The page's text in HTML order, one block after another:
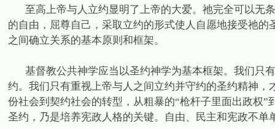
至高上帝与人立约显明了上帝的大爱。祂完全可以无
的自由，屈尊自己，采取立约的形式使人自愿地接受祂
之间确立关系的基本原则和框架。
基督教公共神学应当以圣约神学为基本框架。我们只
约。我们只有重视上帝与人之间立约并守约的圣约精神
份社会到契约社会的转型，从粗暴的“枪杆子里面出政权
圣约，乃是培养宪政人格的关键。自由、民主和宪政不